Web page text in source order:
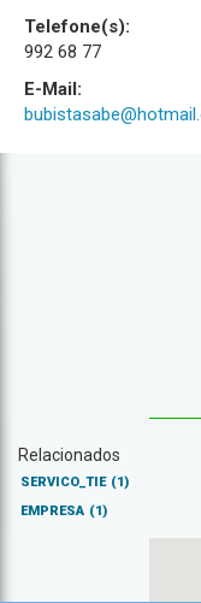
Telefone(s):
992 68 77
E-Mail:
Relacionados
SERVICO_TIE (1)
EMPRESA (1)